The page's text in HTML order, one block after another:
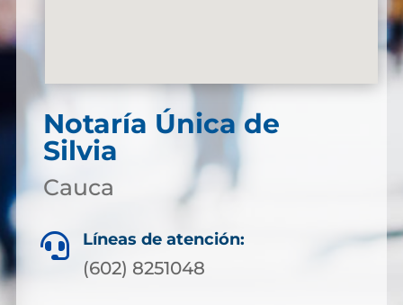
Notaría Única de
Silvia
Cauca
 Líneas de atención:
(602) 8251048